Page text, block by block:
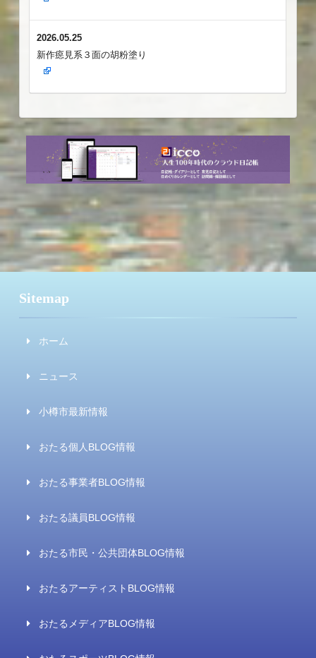
2026.05.25
新作癋見系３面の胡粉塗り
Sitemap
ホーム
ニュース
小樽市最新情報
おたる個人BLOG情報
おたる事業者BLOG情報
おたる議員BLOG情報
おたる市民・公共団体BLOG情報
おたるアーティストBLOG情報
おたるメディアBLOG情報